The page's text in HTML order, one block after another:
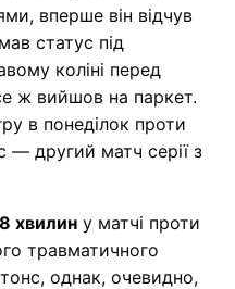
вперше він відчув
статус під
коліні перед
ж вийшов на паркет.
в понеділок проти
— другий матч серії з
хвилин у матчі проти
травматичного
однак, очевидно,